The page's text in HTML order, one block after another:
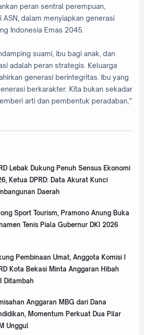
peran sentral perempuan,
ASN, dalam menyiapkan generasi
Indonesia Emas 2045.
suami, ibu bagi anak, dan
adalah peran strategis. Keluarga
generasi berintegritas. Ibu yang
berkarakter. Kita bukan sekadar
arti dan pembentuk peradaban,”
Lebak Dukung Penuh Sensus Ekonomi
Ketua DPRD: Data Akurat Kunci
Daerah
Sport Tourism, Pramono Anung Buka
Tenis Piala Gubernur DKI 2026
Pembinaan Umat, Anggota Komisi I
Kota Bekasi Minta Anggaran Hibah
Ditambah
Anggaran MBG dari Dana
Momentum Perkuat Dua Pilar
Unggul